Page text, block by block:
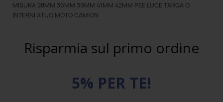
MISURA 28MM 36MM 39MM 41MM 42MM PEE LUCE TARGA O
INTERNI ATUO MOTO CAMION
Risparmia sul primo ordine
5% PER TE!